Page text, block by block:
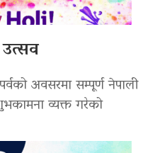
अवसरमा सम्पूर्ण नेपाली
व्यक्त गरेको